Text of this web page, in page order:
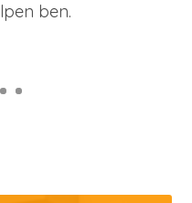
ben.